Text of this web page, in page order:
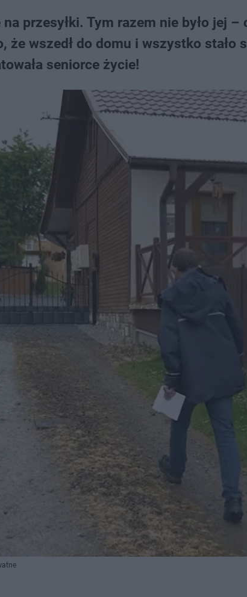
przesyłki. Tym razem nie było jej –
że wszedł do domu i wszystko stało
seniorce życie!